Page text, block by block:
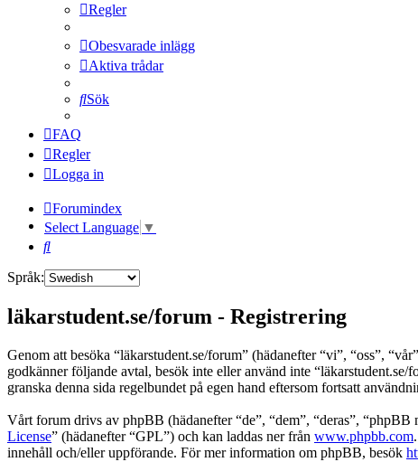
Regler
Obesvarade inlägg
Aktiva trådar
Sök
FAQ
Regler
Logga in
Forumindex
Select Language ▼
Sök
Språk:
läkarstudent.se/forum - Registrering
Genom att besöka “läkarstudent.se/forum” (hädanefter “vi”, “oss”,
godkänner följande avtal, besök inte eller använd inte
granska denna sida regelbundet på egen hand eftersom fortsatt
Vårt forum drivs av phpBB (hädanefter “de”, “dem”, “deras”,
License” (hädanefter “GPL”) och kan laddas ner från www.phpbb.com
innehåll och/eller uppförande. För mer information om phpBB, besök